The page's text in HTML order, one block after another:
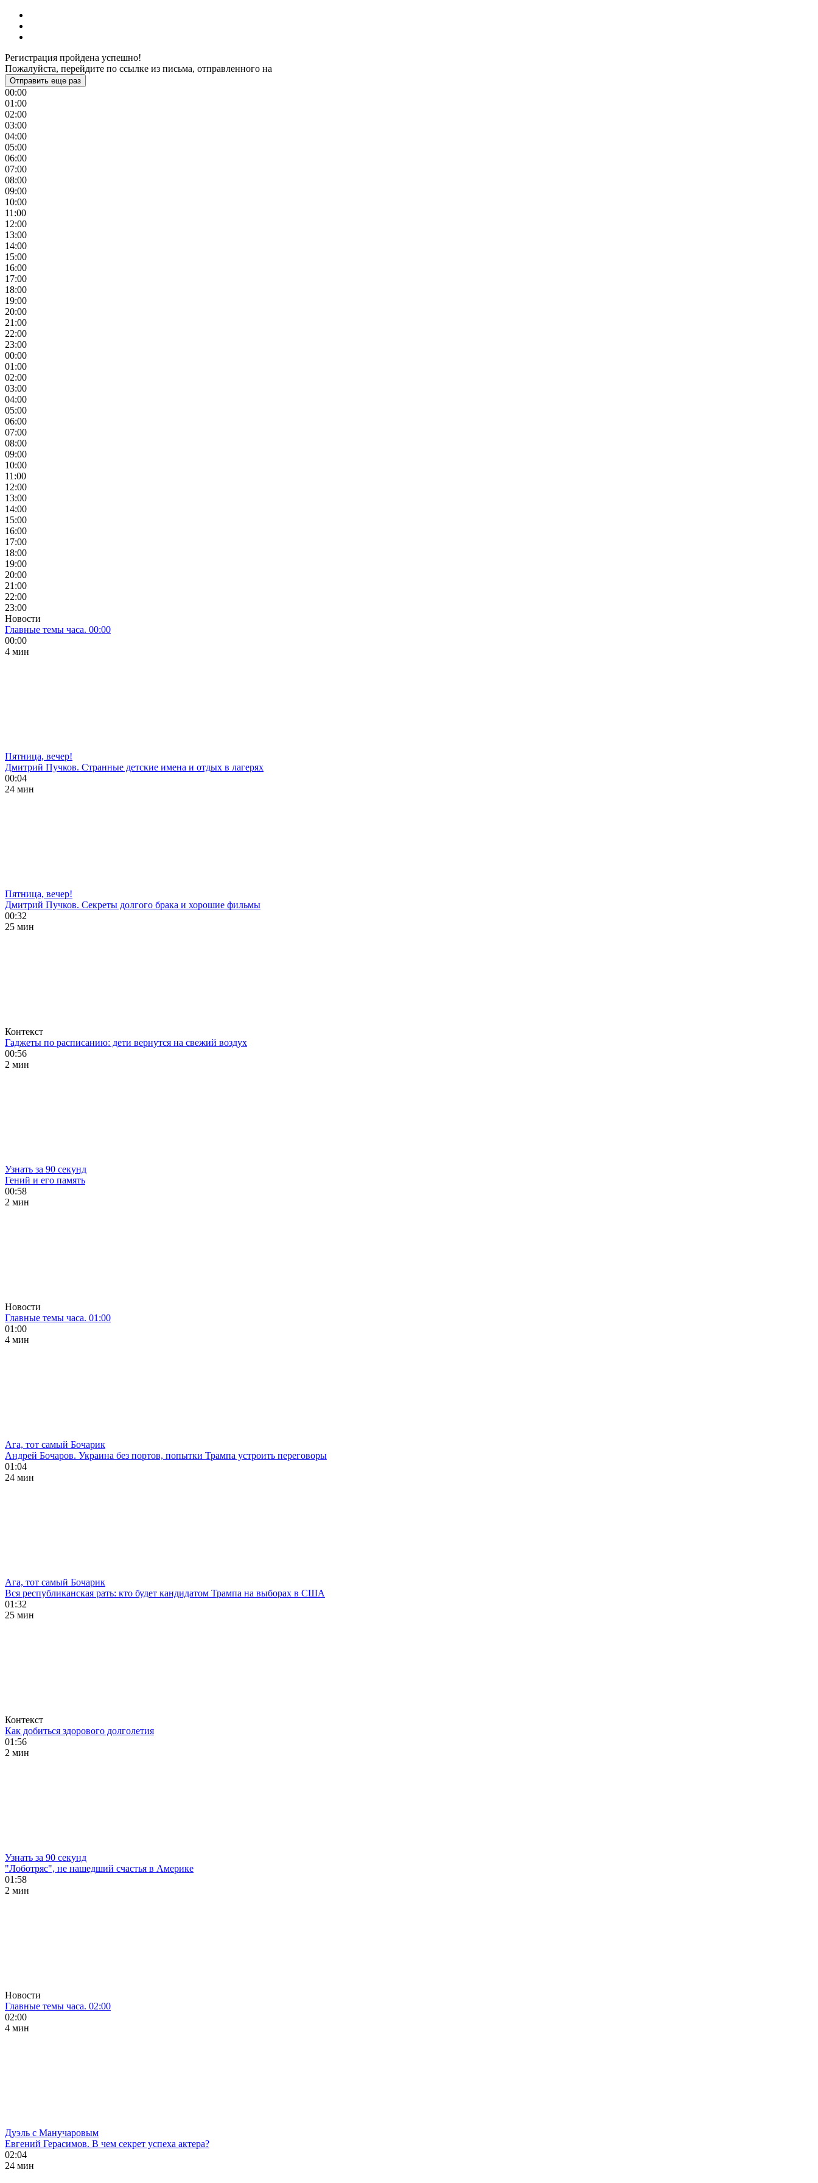
Регистрация пройдена успешно!
Пожалуйста, перейдите по ссылке из письма, отправленного на
Отправить еще раз
00:00
01:00
02:00
03:00
04:00
05:00
06:00
07:00
08:00
09:00
10:00
11:00
12:00
13:00
14:00
15:00
16:00
17:00
18:00
19:00
20:00
21:00
22:00
23:00
00:00
01:00
02:00
03:00
04:00
05:00
06:00
07:00
08:00
09:00
10:00
11:00
12:00
13:00
14:00
15:00
16:00
17:00
18:00
19:00
20:00
21:00
22:00
23:00
Новости
Главные темы часа. 00:00
00:00
4 мин
Пятница, вечер!
Дмитрий Пучков. Странные детские имена и отдых в лагерях
00:04
24 мин
Пятница, вечер!
Дмитрий Пучков. Секреты долгого брака и хорошие фильмы
00:32
25 мин
Контекст
Гаджеты по расписанию: дети вернутся на свежий воздух
00:56
2 мин
Узнать за 90 секунд
Гений и его память
00:58
2 мин
Новости
Главные темы часа. 01:00
01:00
4 мин
Ага, тот самый Бочарик
Андрей Бочаров. Украина без портов, попытки Трампа устроить переговоры
01:04
24 мин
Ага, тот самый Бочарик
Вся республиканская рать: кто будет кандидатом Трампа на выборах в США
01:32
25 мин
Контекст
Как добиться здорового долголетия
01:56
2 мин
Узнать за 90 секунд
"Лоботряс", не нашедший счастья в Америке
01:58
2 мин
Новости
Главные темы часа. 02:00
02:00
4 мин
Дуэль с Манучаровым
Евгений Герасимов. В чем секрет успеха актера?
02:04
24 мин